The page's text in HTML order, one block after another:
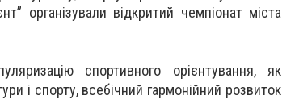
організували відкритий чемпіонат міста
спортивного орієнтування, як
і спорту, всебічний гармонійний розвиток